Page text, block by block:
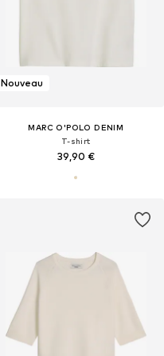
Nouveau
MARC O'POLO DENIM
T-shirt
39,90 €